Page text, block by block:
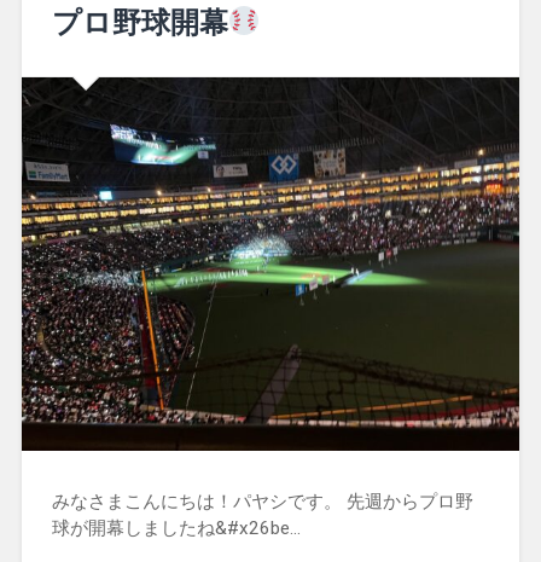
プロ野球開幕
みなさまこんにちは！パヤシです。 先週からプロ野
球が開幕しましたね&#x26be…